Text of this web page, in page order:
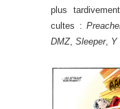
plus
cultes :
DMZ, Sleeper, Y